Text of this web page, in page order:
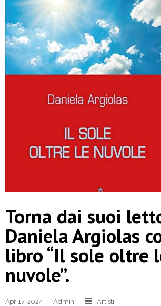
Torna dai suoi
Daniela Argiolas
libro “Il sole oltre
nuvole”.
Apr 17, 2024 Admin
Artisti